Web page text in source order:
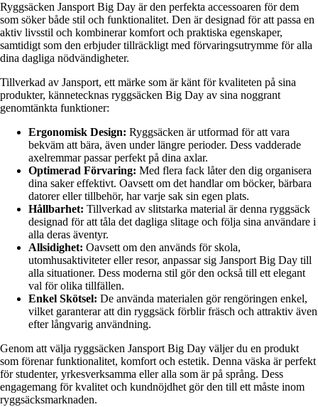
Ryggsäcken Jansport Big Day är den perfekta accessoaren för dem
som söker både stil och funktionalitet. Den är designad för att passa en
aktiv livsstil och kombinerar komfort och praktiska egenskaper,
samtidigt som den erbjuder tillräckligt med förvaringsutrymme för alla
dina dagliga nödvändigheter.
Tillverkad av Jansport, ett märke som är känt för kvaliteten på sina
produkter, kännetecknas ryggsäcken Big Day av sina noggrant
genomtänkta funktioner:
Ergonomisk Design: Ryggsäcken är utformad för att vara
bekväm att bära, även under längre perioder. Dess vadderade
axelremmar passar perfekt på dina axlar.
Optimerad Förvaring: Med flera fack låter den dig organisera
dina saker effektivt. Oavsett om det handlar om böcker, bärbara
datorer eller tillbehör, har varje sak sin egen plats.
Hållbarhet: Tillverkad av slitstarka material är denna ryggsäck
designad för att tåla det dagliga slitage och följa sina användare i
alla deras äventyr.
Allsidighet: Oavsett om den används för skola,
utomhusaktiviteter eller resor, anpassar sig Jansport Big Day till
alla situationer. Dess moderna stil gör den också till ett elegant
val för olika tillfällen.
Enkel Skötsel: De använda materialen gör rengöringen enkel,
vilket garanterar att din ryggsäck förblir fräsch och attraktiv även
efter långvarig användning.
Genom att välja ryggsäcken Jansport Big Day väljer du en produkt
som förenar funktionalitet, komfort och estetik. Denna väska är perfekt
för studenter, yrkesverksamma eller alla som är på språng. Dess
engagemang för kvalitet och kundnöjdhet gör den till ett måste inom
ryggsäcksmarknaden.